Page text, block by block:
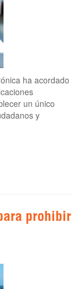
ha acordado
un único
y
prohibir